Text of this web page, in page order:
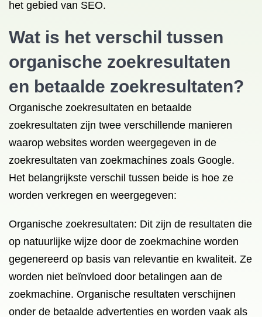
het gebied van SEO.
Wat is het verschil tussen
organische zoekresultaten
en betaalde zoekresultaten?
Organische zoekresultaten en betaalde
zoekresultaten zijn twee verschillende manieren
waarop websites worden weergegeven in de
zoekresultaten van zoekmachines zoals Google.
Het belangrijkste verschil tussen beide is hoe ze
worden verkregen en weergegeven:
Organische zoekresultaten: Dit zijn de resultaten die
op natuurlijke wijze door de zoekmachine worden
gegenereerd op basis van relevantie en kwaliteit. Ze
worden niet beïnvloed door betalingen aan de
zoekmachine. Organische resultaten verschijnen
onder de betaalde advertenties en worden vaak als